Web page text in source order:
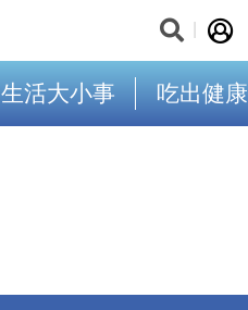
生活大小事 吃出健康